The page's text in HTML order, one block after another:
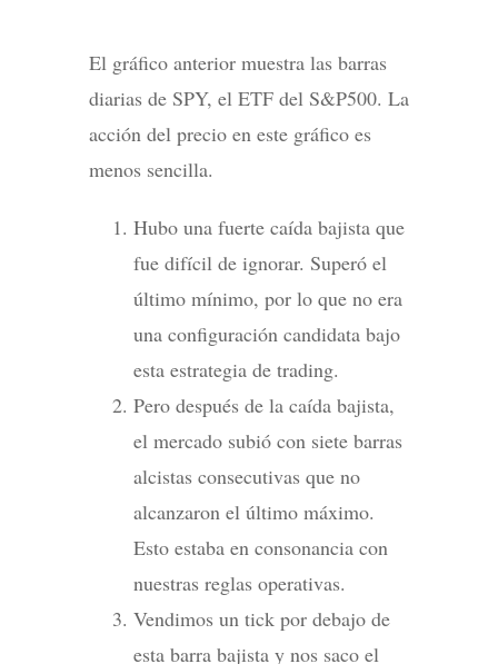
El gráfico anterior muestra las barras
diarias de SPY, el ETF del S&P500. La
acción del precio en este gráfico es
menos sencilla.
Hubo una fuerte caída bajista que
fue difícil de ignorar. Superó el
último mínimo, por lo que no era
una configuración candidata bajo
esta estrategia de trading.
Pero después de la caída bajista,
el mercado subió con siete barras
alcistas consecutivas que no
alcanzaron el último máximo.
Esto estaba en consonancia con
nuestras reglas operativas.
Vendimos un tick por debajo de
esta barra bajista y nos saco el